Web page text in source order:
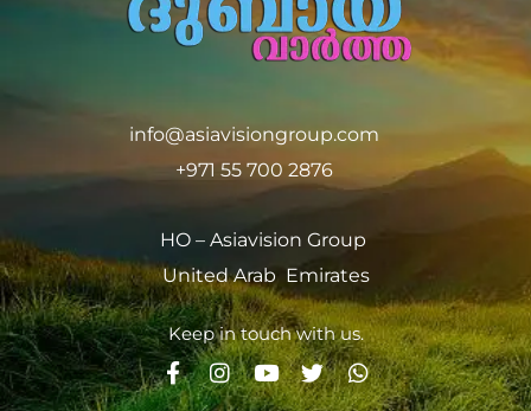
info@asiavisiongroup.com
+971 55 700 2876
HO – Asiavision Group
United Arab Emirates
Keep in touch with us.